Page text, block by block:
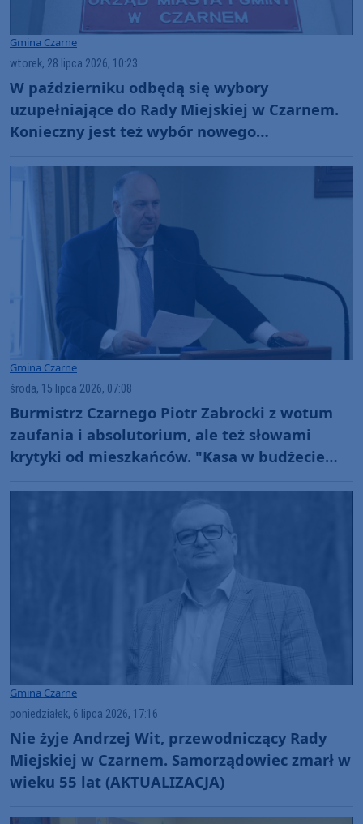
Gmina Czarne
wtorek, 28 lipca 2026, 10:23
W październiku odbędą się wybory
uzupełniające do Rady Miejskiej w Czarnem.
Konieczny jest też wybór nowego
Gmina Czarne
środa, 15 lipca 2026, 07:08
Burmistrz Czarnego Piotr Zabrocki z wotum
zaufania i absolutorium, ale też słowami
krytyki od mieszkańców. "Kasa w budżecie
Gmina Czarne
poniedziałek, 6 lipca 2026, 17:16
Nie żyje Andrzej Wit, przewodniczący Rady
Miejskiej w Czarnem. Samorządowiec zmarł w
wieku 55 lat (AKTUALIZACJA)